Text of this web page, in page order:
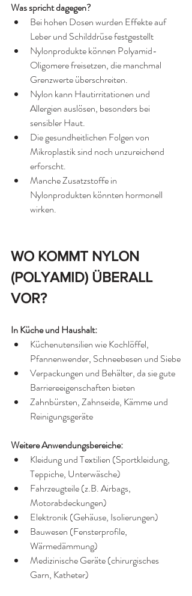
Was spricht dagegen?
Bei hohen Dosen wurden Effekte auf
Leber und Schilddrüse festgestellt
Nylonprodukte können Polyamid-
Oligomere freisetzen, die manchmal
Grenzwerte überschreiten.
Nylon kann Hautirritationen und
Allergien auslösen, besonders bei
sensibler Haut.
Die gesundheitlichen Folgen von
Mikroplastik sind noch unzureichend
erforscht.
Manche Zusatzstoffe in
Nylonprodukten könnten hormonell
wirken.
WO KOMMT NYLON
(POLYAMID) ÜBERALL
VOR?
In Küche und Haushalt:
Küchenutensilien wie Kochlöffel,
Pfannenwender, Schneebesen und Siebe
Verpackungen und Behälter, da sie gute
Barriereeigenschaften bieten
Zahnbürsten, Zahnseide, Kämme und
Reinigungsgeräte
Weitere Anwendungsbereiche:
Kleidung und Textilien (Sportkleidung,
Teppiche, Unterwäsche)
Fahrzeugteile (z.B. Airbags,
Motorabdeckungen)
Elektronik (Gehäuse, Isolierungen)
Bauwesen (Fensterprofile,
Wärmedämmung)
Medizinische Geräte (chirurgisches
Garn, Katheter)